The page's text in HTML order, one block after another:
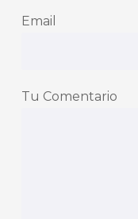
Email
Tu Comentario